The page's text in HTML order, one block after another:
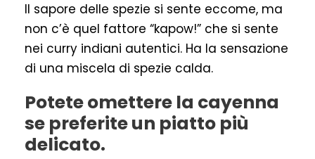
Il sapore delle spezie si sente eccome, ma
non c’è quel fattore “kapow!” che si sente
nei curry indiani autentici. Ha la sensazione
di una miscela di spezie calda.
Potete omettere la cayenna
se preferite un piatto più
delicato.